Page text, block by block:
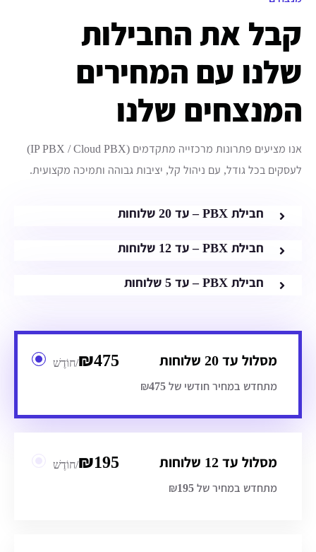
קבל את החבילות
שלנו עם המחירים
המנצחים שלנו
אנו מציעים פתרונות מרכזייה מתקדמים (IP PBX / Cloud PBX)
לעסקים בכל גודל, עם ניהול קל, יציבות גבוהה ותמיכה מקצועית.
חבילת PBX – עד 20 שלוחות
חבילת PBX – עד 12 שלוחות
חבילת PBX – עד 5 שלוחות
מסלול עד 20 שלוחות ₪475
/חוֹדֶשׁ
מתחדש במחיר חודשי של ₪475
מסלול עד 12 שלוחות ₪195
/חוֹדֶשׁ
מתחדש במחיר של ₪195